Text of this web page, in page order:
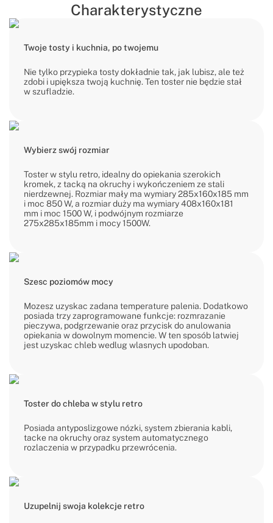
Charakterystyczne
Twoje tosty i kuchnia, po twojemu
Nie tylko przypieka tosty dokładnie tak, jak lubisz, ale też
zdobi i upiększa twoją kuchnię. Ten toster nie będzie stał
w szufladzie.
Wybierz swój rozmiar
Toster w stylu retro, idealny do opiekania szerokich
kromek, z tacką na okruchy i wykończeniem ze stali
nierdzewnej. Rozmiar mały ma wymiary 285x160x185 mm
i moc 850 W, a rozmiar duży ma wymiary 408x160x181
mm i moc 1500 W, i podwójnym rozmiarze
275x285x185mm i mocy 1500W.
Szesc poziomów mocy
Mozesz uzyskac zadana temperature palenia. Dodatkowo
posiada trzy zaprogramowane funkcje: rozmrazanie
pieczywa, podgrzewanie oraz przycisk do anulowania
opiekania w dowolnym momencie. W ten sposób latwiej
jest uzyskac chleb wedlug wlasnych upodoban.
Toster do chleba w stylu retro
Posiada antyposlizgowe nózki, system zbierania kabli,
tacke na okruchy oraz system automatycznego
rozlaczenia w przypadku przewrócenia.
Uzupelnij swoja kolekcje retro